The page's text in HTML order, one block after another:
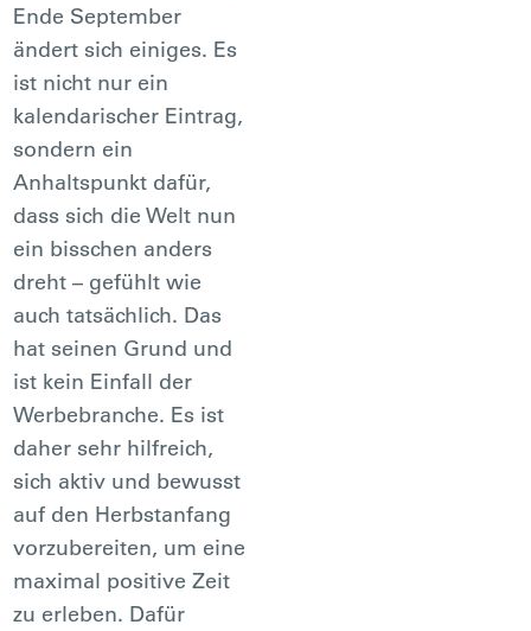
Ende September
ändert sich einiges. Es
ist nicht nur ein
kalendarischer Eintrag,
sondern ein
Anhaltspunkt dafür,
dass sich die Welt nun
ein bisschen anders
dreht – gefühlt wie
auch tatsächlich. Das
hat seinen Grund und
ist kein Einfall der
Werbebranche. Es ist
daher sehr hilfreich,
sich aktiv und bewusst
auf den Herbstanfang
vorzubereiten, um eine
maximal positive Zeit
zu erleben. Dafür